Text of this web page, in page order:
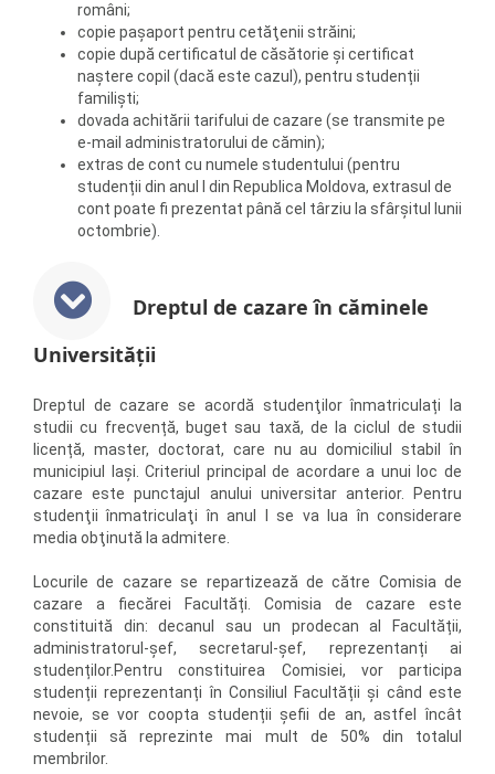
români;
copie paşaport pentru cetăţenii străini;
copie după certificatul de căsătorie și certificat
naștere copil (dacă este cazul), pentru studenții
familiști;
dovada achitării tarifului de cazare (se transmite pe
e-mail administratorului de cămin);
extras de cont cu numele studentului (pentru
studenții din anul I din Republica Moldova, extrasul de
cont poate fi prezentat până cel târziu la sfârșitul lunii
octombrie).
Dreptul de cazare în căminele
Universităţii
Dreptul de cazare se acordă studenţilor înmatriculați la
studii cu frecvență, buget sau taxă, de la ciclul de studii
licență, master, doctorat, care nu au domiciliul stabil în
municipiul Iaşi. Criteriul principal de acordare a unui loc de
cazare este punctajul anului universitar anterior. Pentru
studenţii înmatriculaţi în anul I se va lua în considerare
media obţinută la admitere.
Locurile de cazare se repartizează de către Comisia de
cazare a fiecărei Facultăți. Comisia de cazare este
constituită din: decanul sau un prodecan al Facultății,
administratorul-șef, secretarul-șef, reprezentanți ai
studenților.Pentru constituirea Comisiei, vor participa
studenții reprezentanți în Consiliul Facultății și când este
nevoie, se vor coopta studenții șefii de an, astfel încât
studenții să reprezinte mai mult de 50% din totalul
membrilor.